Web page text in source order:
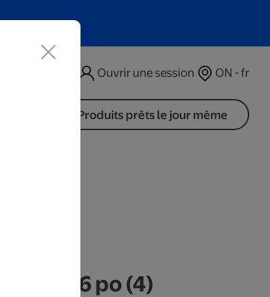
Ouvrir une session ON - fr
Produits prêts le jour même
4 x 6 po (4)